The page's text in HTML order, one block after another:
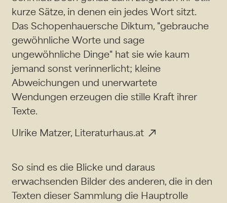
kurze Sätze, in denen ein jedes Wort sitzt.
Das Schopenhauersche Diktum, "gebrauche
gewöhnliche Worte und sage
ungewöhnliche Dinge" hat sie wie kaum
jemand sonst verinnerlicht; kleine
Abweichungen und unerwartete
Wendungen erzeugen die stille Kraft ihrer
Texte.
Ulrike Matzer, Literaturhaus.at
So sind es die Blicke und daraus
erwachsenden Bilder des anderen, die in den
Texten dieser Sammlung die Hauptrolle